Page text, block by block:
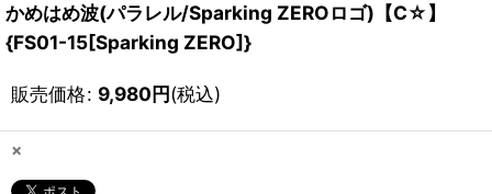
かめはめ波(パラレル/Sparking ZEROロゴ)【C☆】
{FS01-15[Sparking ZERO]}
販売価格: 9,980円(税込)
×